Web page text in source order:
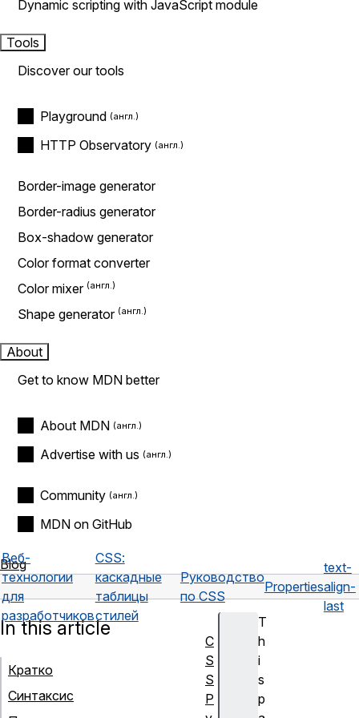
Dynamic scripting with JavaScript module
Tools
Discover our tools
Playground
HTTP Observatory
Border-image generator
Border-radius generator
Box-shadow generator
Color format converter
Color mixer
Shape generator
About
Get to know MDN better
About MDN
Advertise with us
Community
MDN on GitHub
Blog
Веб-
технологии
для
разработчиков
CSS:
каскадные
таблицы
стилей
Руководство
по CSS
Properties
text-
align-
last
T
h
i
s
p
In this article
Кратко
Синтаксис
C
S
S
Р